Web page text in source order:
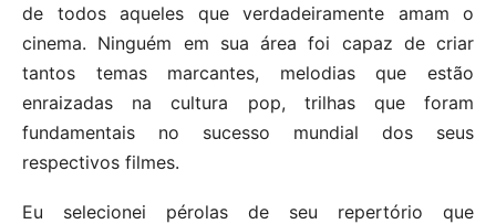
de todos aqueles que verdadeiramente amam o
cinema. Ninguém em sua área foi capaz de criar
tantos temas marcantes, melodias que estão
enraizadas na cultura pop, trilhas que foram
fundamentais no sucesso mundial dos seus
respectivos filmes.
Eu selecionei pérolas de seu repertório que